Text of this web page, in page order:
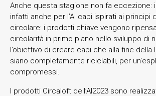
Anche questa stagione non fa eccezione:
infatti anche per l’AI capi ispirati ai principi
circolare: i prodotti chiave vengono
circolarità in primo piano nello sviluppo di
l’obiettivo di creare capi che alla fine della
siano completamente riciclabili, per
compromessi.
I prodotti Circaloft dell’AI2023 sono